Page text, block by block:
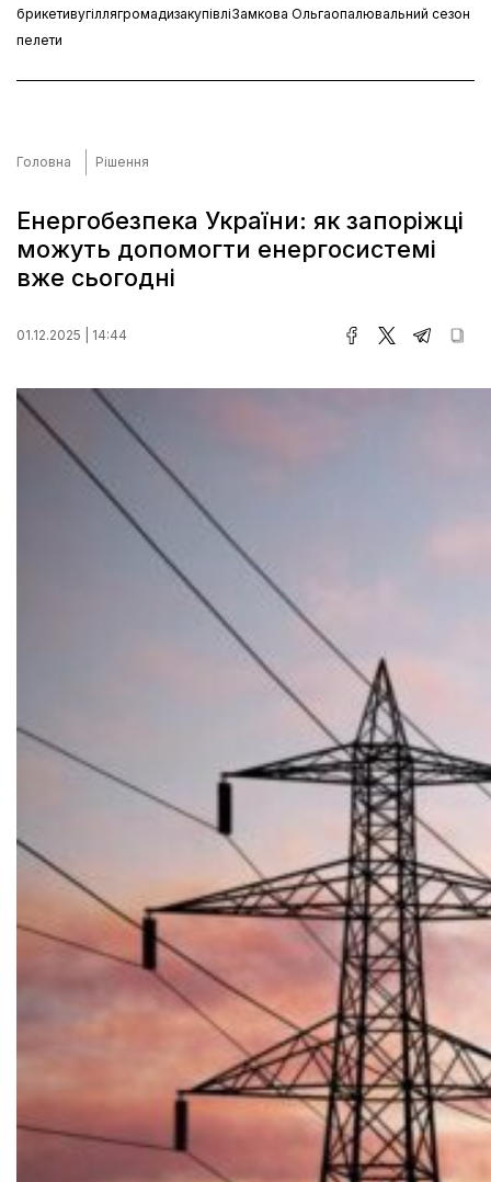
брикетивугіллягромадизакупівліЗамкова Ольгаопалювальний сезон
пелети
Головна Рішення
Енергобезпека України: як запоріжці
можуть допомогти енергосистемі
вже сьогодні
01.12.2025 | 14:44